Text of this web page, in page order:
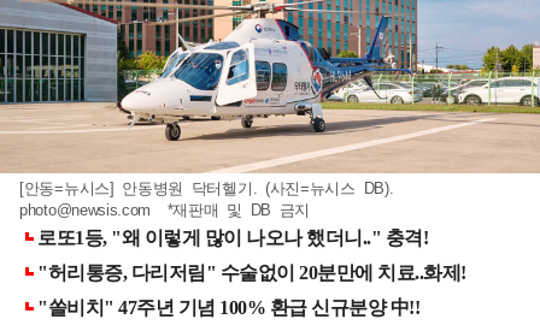
[안동=뉴시스] 안동병원 닥터헬기. (사진=뉴시스 DB).
photo@newsis.com *재판매 및 DB 금지